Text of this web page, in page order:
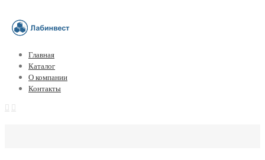
Главная
Каталог
О компании
Контакты